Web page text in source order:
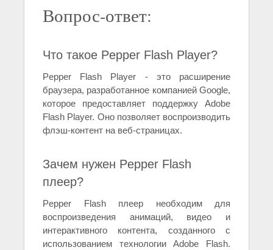
Вопрос-ответ:
Что такое Pepper Flash Player?
Pepper Flash Player - это расширение
браузера, разработанное компанией Google,
которое предоставляет поддержку Adobe
Flash Player. Оно позволяет воспроизводить
флэш-контент на веб-страницах.
Зачем нужен Pepper Flash
плеер?
Pepper Flash плеер необходим для
воспроизведения анимаций, видео и
интерактивного контента, созданного с
использованием технологии Adobe Flash.